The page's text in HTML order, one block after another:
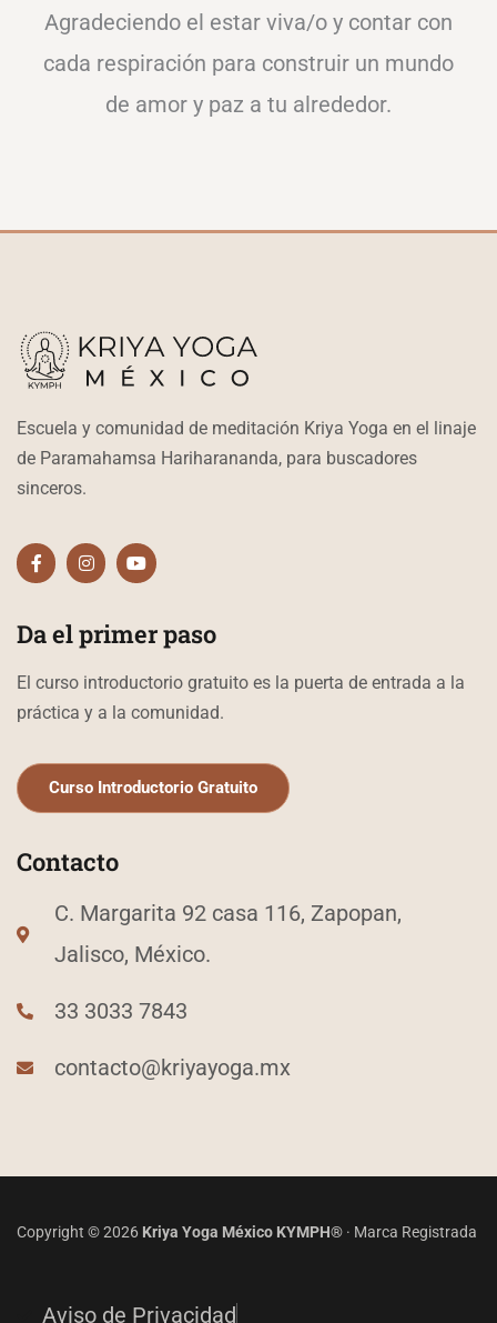
Agradeciendo el estar viva/o y contar con
cada respiración para construir un mundo
de amor y paz a tu alrededor.
Escuela y comunidad de meditación Kriya Yoga en el linaje
de Paramahamsa Hariharananda, para buscadores
sinceros.
F
a
c
o
k
-
f
I
n
s
g
a
m
Y
o
u
b
Da el primer paso
El curso introductorio gratuito es la puerta de entrada a la
práctica y a la comunidad.
Curso Introductorio Gratuito
Contacto
C. Margarita 92 casa 116, Zapopan,
Jalisco, México.
33 3033 7843
contacto@kriyayoga.mx
Copyright © 2026 Kriya Yoga México KYMPH® · Marca Registrada
Aviso de Privacidad